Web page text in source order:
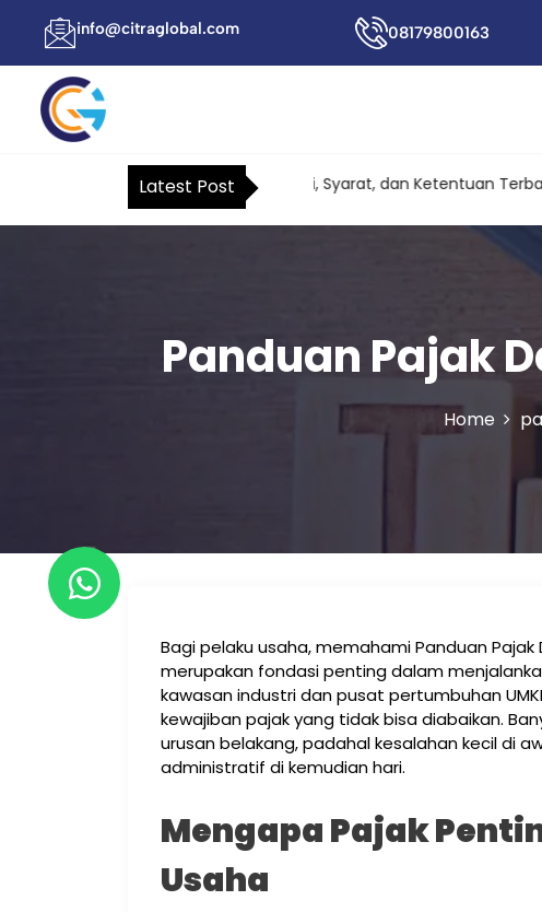
info@citraglobal.com 08179800163
Latest Post
Kuasa Khusus Pajak: Fungsi, Syarat, dan Ketentuan Terbaru
Panduan Pajak
Home
Bagi pelaku usaha, memahami Panduan Pajak
merupakan fondasi penting dalam
kawasan industri dan pusat pertumbuhan
kewajiban pajak yang tidak bisa diabaikan.
urusan belakang, padahal kesalahan kecil di
administratif di kemudian hari.
Mengapa Pajak
Usaha